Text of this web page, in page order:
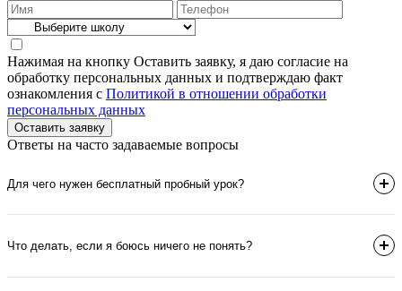
Нажимая на кнопку Оставить заявку, я даю согласие на
обработку персональных данных и подтверждаю факт
ознакомления с Политикой в отношении обработки
персональных данных
Ответы на часто задаваемые вопросы
Для чего нужен бесплатный пробный урок?
Что делать, если я боюсь ничего не понять?